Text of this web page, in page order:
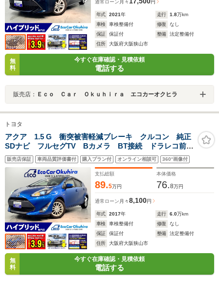
通常ローン 月々 円
年式 2021年 走行 1.8万km
車検
車検整備付 修復
なし
保証
保証付 整備
法定整備付
住所
大阪府大阪狭山市
無
料
今すぐ在庫確認・見積依頼
電話する
販売店： Ｅｃｏ Ｃａｒ Ｏｋｕｈｉｒａ エコカーオクヒラ
トヨタ
アクア 1.5 G 衝突被害軽減ブレーキ クルコン 純正
SDナビ フルセグTV Bカメラ BT接続 ドラレコ前
後 シートヒーター Fフォグ 社外アルミ オートマチ
ックハイビーム レーンキープアシスト スペアキー
販売店保証 車両品質評価書付 購入プラン付 オンライン相談可 360°画像付
支払総額
89.5万円
本体価格
76.8万円
通常ローン 月々8,100円
年式 2017年 走行 6.0万km
車検
車検整備付 修復
なし
保証
保証付 整備
法定整備付
住所
大阪府大阪狭山市
無
料
今すぐ在庫確認・見積依頼
電話する